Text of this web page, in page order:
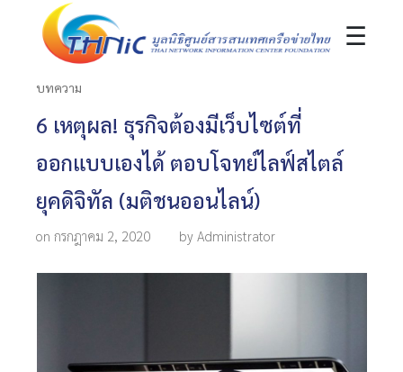
☰
บทความ
6 เหตุผล! ธุรกิจต้องมีเว็บไซต์ที่
ออกแบบเองได้ ตอบโจทย์ไลฟ์สไตล์
ยุคดิจิทัล (มติชนออนไลน์)
on กรกฎาคม 2, 2020 by Administrator